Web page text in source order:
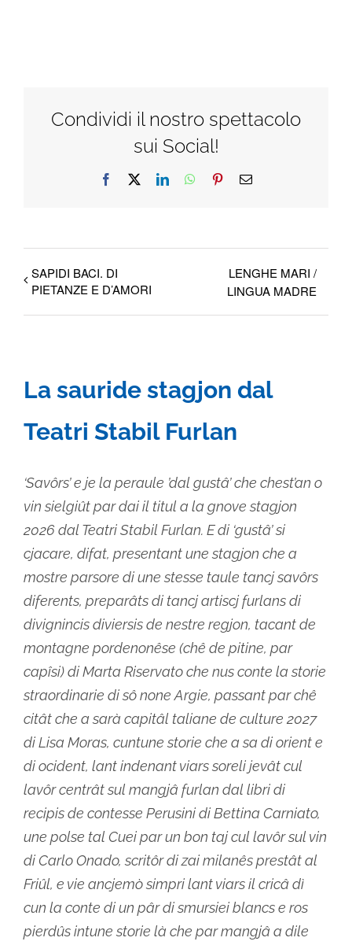
Condividi il nostro spettacolo
sui Social!
Facebook LinkedInWhatsApp
PinterestEmail
SAPIDI BACI. DI
PIETANZE E D’AMORI
LENGHE MARI /
LINGUA MADRE
La sauride stagjon dal
Teatri Stabil Furlan
‘Savôrs’ e je la peraule ’dal gustâ’ che chest’an o
vin sielgiût par dai il titul a la gnove stagjon
2026 dal Teatri Stabil Furlan. E di ‘gustâ’ si
cjacare, difat, presentant une stagjon che a
mostre parsore di une stesse taule tancj savôrs
diferents, preparâts di tancj artiscj furlans di
divignincis diviersis de nestre regjon, tacant de
montagne pordenonêse (chê de pitine, par
capîsi) di Marta Riservato che nus conte la storie
straordinarie di sô none Argie, passant par chê
citât che a sarà capitâl taliane de culture 2027
di Lisa Moras, cuntune storie che a sa di orient e
di ocident, lant indenant viars soreli jevât cul
lavôr centrât sul mangjâ furlan dal libri di
recipis de contesse Perusini di Bettina Carniato,
une polse tal Cuei par un bon taj cul lavôr sul vin
di Carlo Onado, scritôr di zai milanês prestât al
Friûl, e vie ancjemò simpri lant viars il cricâ dì
cun la conte di un pâr di smursiei blancs e ros
pierdûs intune storie là che par mangjâ a dile